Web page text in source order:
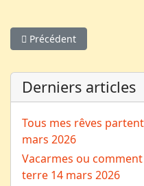
Article précédent : Sagats
Précédent
Derniers articles
Tous mes rêves
mars 2026
Vacarmes ou
terre 14 mars 2026